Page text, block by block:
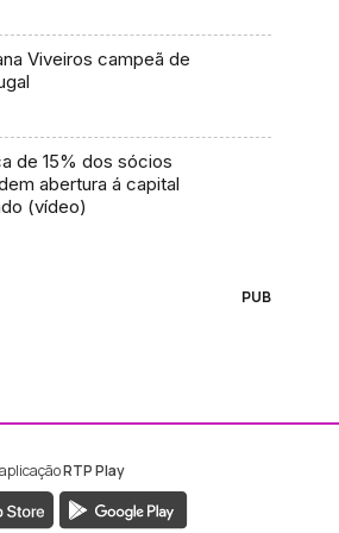
Viveiros campeã de
de 15% dos sócios
abertura á capital
(vídeo)
PUB
Madeira
RTP Play